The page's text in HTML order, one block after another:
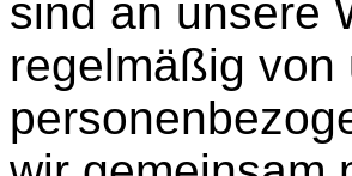
sind an unsere
regelmäßig